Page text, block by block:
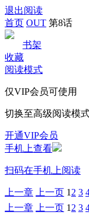
退出阅读
首页 OUT 第8话
书架
收藏
阅读模式
仅VIP会员可使用
切换至高级阅读模
开通VIP会员
手机上查看
扫码在手机上阅读
上一章 上一页 1 2 3
上一章
上一页 1 2 3